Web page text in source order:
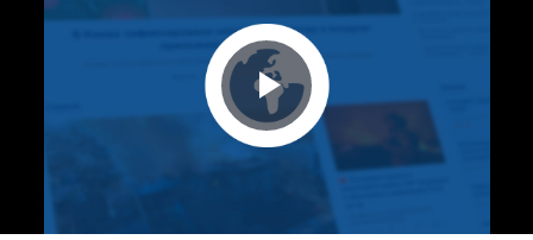
Play Video